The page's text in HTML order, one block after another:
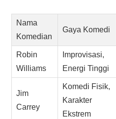
Nama
Komedian
Gaya Komedi
Robin
Williams
Improvisasi,
Energi Tinggi
Jim
Carrey
Komedi Fisik,
Karakter
Ekstrem